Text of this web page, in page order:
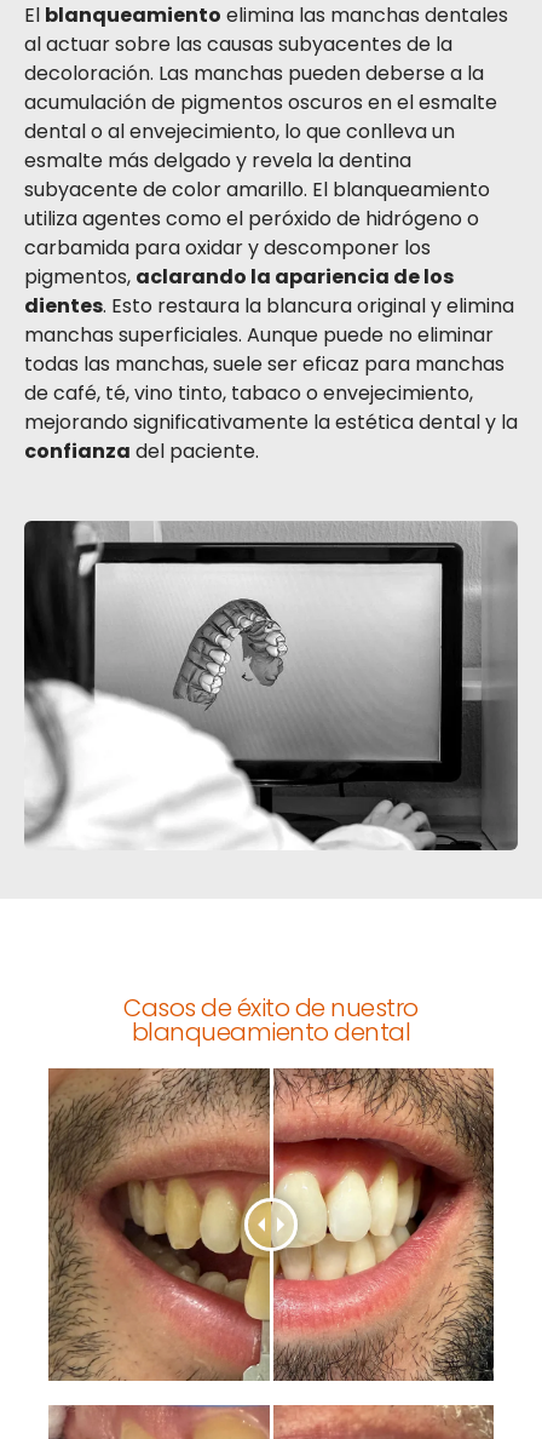
El blanqueamiento elimina las manchas dentales
al actuar sobre las causas subyacentes de la
decoloración. Las manchas pueden deberse a la
acumulación de pigmentos oscuros en el esmalte
dental o al envejecimiento, lo que conlleva un
esmalte más delgado y revela la dentina
subyacente de color amarillo. El blanqueamiento
utiliza agentes como el peróxido de hidrógeno o
carbamida para oxidar y descomponer los
pigmentos, aclarando la apariencia de los
dientes. Esto restaura la blancura original y elimina
manchas superficiales. Aunque puede no eliminar
todas las manchas, suele ser eficaz para manchas
de café, té, vino tinto, tabaco o envejecimiento,
mejorando significativamente la estética dental y la
confianza del paciente.
Casos de éxito de nuestro
blanqueamiento dental